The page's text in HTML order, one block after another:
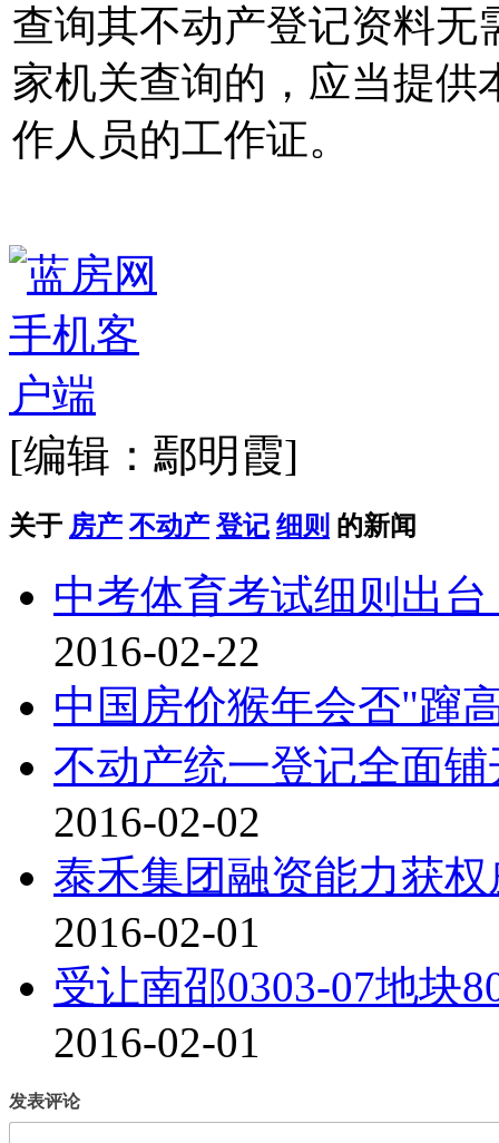
查询其不动产登记资料无
家机关查询的，应当提供
作人员的工作证。
[编辑：鄢明霞]
关于 房产 不动产 登记 细则 的新闻
中考体育考试细则出
2016-02-22
中国房价猴年会否"蹿
不动产统一登记全面
2016-02-02
泰禾集团融资能力获
2016-02-01
受让南邵0303-07地块
2016-02-01
发表评论